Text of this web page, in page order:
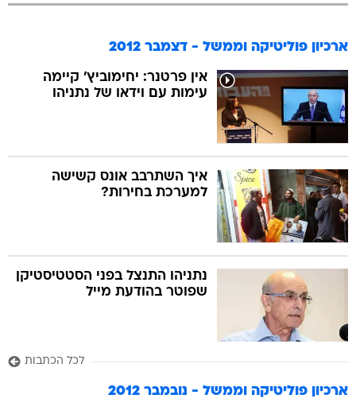
ארכיון פוליטיקה וממשל - דצמבר 2012
אין פרטנר: יחימוביץ' קיימה
עימות עם וידאו של נתניהו
איך השתרבב אונס קשישה
למערכת בחירות?
נתניהו התנצל בפני הסטטיסטיקן
שפוטר בהודעת מייל
לכל הכתבות
ארכיון פוליטיקה וממשל - נובמבר 2012